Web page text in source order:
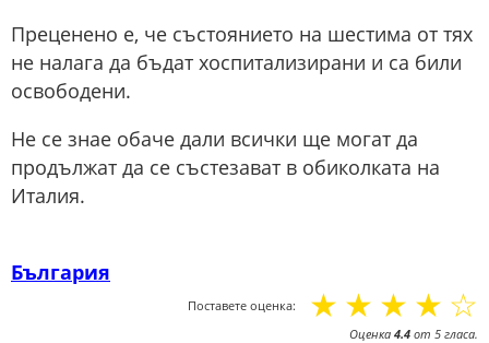
Преценено е, че състоянието на шестима от тях
не налага да бъдат хоспитализирани и са били
освободени.
Не се знае обаче дали всички ще могат да
продължат да се състезават в обиколката на
Италия.
България
Поставете оценка: ☆
☆
☆
☆
☆
Оценка 4.4 от 5 гласа.